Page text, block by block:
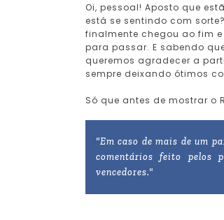
Oi, pessoal! Aposto que
está se sentindo com
finalmente chegou ao fim
para passar. E sabendo
queremos agradecer a
sempre deixando ótimos
Só que antes de mostrar o
"Em caso de mais de um
comentários feito pelos
vencedores."